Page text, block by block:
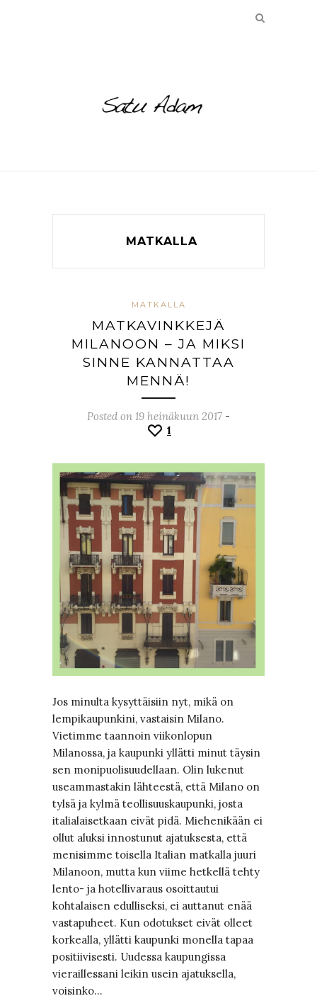
MATKALLA
MATKALLA
MATKAVINKKEJÄ
MILANOON – JA MIKSI
SINNE KANNATTAA
MENNÄ!
Posted on 19 heinäkuun 2017 -
1
Jos minulta kysyttäisiin nyt, mikä on
lempikaupunkini, vastaisin Milano.
Vietimme taannoin viikonlopun
Milanossa, ja kaupunki yllätti minut täysin
sen monipuolisuudellaan. Olin lukenut
useammastakin lähteestä, että Milano on
tylsä ja kylmä teollisuuskaupunki, josta
italialaisetkaan eivät pidä. Miehenikään ei
ollut aluksi innostunut ajatuksesta, että
menisimme toisella Italian matkalla juuri
Milanoon, mutta kun viime hetkellä tehty
lento- ja hotellivaraus osoittautui
kohtalaisen edulliseksi, ei auttanut enää
vastapuheet. Kun odotukset eivät olleet
korkealla, yllätti kaupunki monella tapaa
positiivisesti. Uudessa kaupungissa
vieraillessani leikin usein ajatuksella,
voisinko…